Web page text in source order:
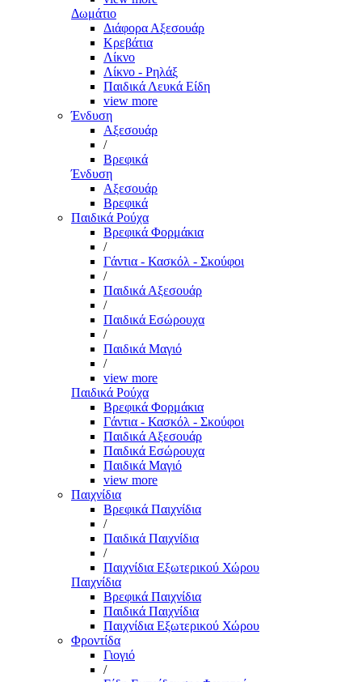
Δωμάτιο
Διάφορα Αξεσουάρ
Κρεβάτια
Λίκνο
Λίκνο - Ρηλάξ
Παιδικά Λευκά Είδη
view more
Ένδυση
Αξεσουάρ
/
Βρεφικά
Ένδυση
Αξεσουάρ
Βρεφικά
Παιδικά Ρούχα
Βρεφικά Φορμάκια
/
Γάντια - Κασκόλ - Σκούφοι
/
Παιδικά Αξεσουάρ
/
Παιδικά Εσώρουχα
/
Παιδικά Μαγιό
/
view more
Παιδικά Ρούχα
Βρεφικά Φορμάκια
Γάντια - Κασκόλ - Σκούφοι
Παιδικά Αξεσουάρ
Παιδικά Εσώρουχα
Παιδικά Μαγιό
view more
Παιχνίδια
Βρεφικά Παιχνίδια
/
Παιδικά Παιχνίδια
/
Παιχνίδια Εξωτερικού Χώρου
Παιχνίδια
Βρεφικά Παιχνίδια
Παιδικά Παιχνίδια
Παιχνίδια Εξωτερικού Χώρου
Φροντίδα
Γιογιό
/